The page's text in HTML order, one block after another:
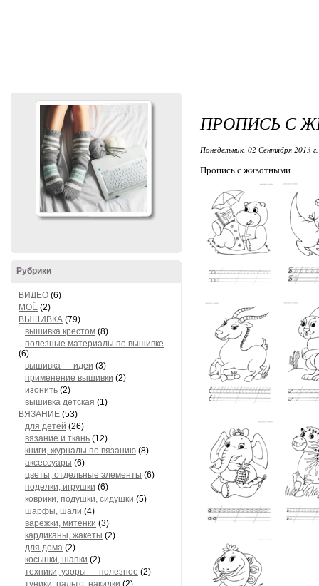
Рубрики
ВИДЕО (6)
МОЁ (2)
ВЫШИВКА (79)
вышивка крестом (8)
полезные материалы по вышивке
(6)
вышивка — идеи (3)
применение вышивки (2)
изонить (2)
вышивка детская (1)
ВЯЗАНИЕ (53)
для детей (26)
вязание и ткань (12)
книги, журналы по вязанию (8)
аксессуары (6)
цветы, отдельные элементы (6)
поделки, игрушки (6)
коврики, подушки, сидушки (5)
шарфы, шали (4)
варежки, митенки (3)
кардиканы, жакеты (2)
для дома (2)
косынки, шапки (2)
техники, узоры — полезное (2)
туники, пальто, накидки (2)
ПРОПИСЬ С
Понедельник, 02 Сентября 2013
Пропись с животными